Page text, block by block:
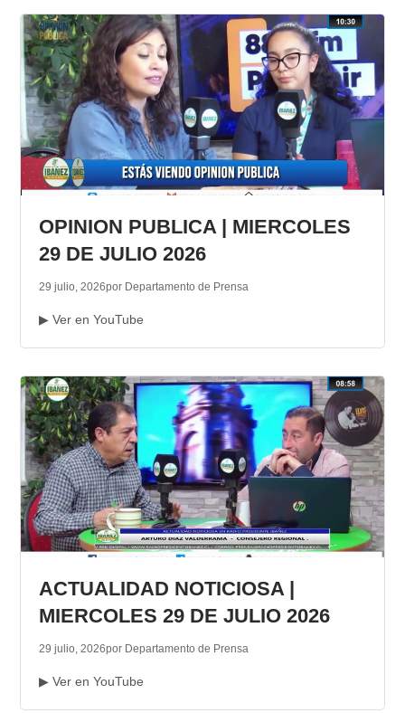
OPINION PUBLICA | MIERCOLES
29 DE JULIO 2026
29 julio, 2026por Departamento de Prensa
▶ Ver en YouTube
ACTUALIDAD NOTICIOSA |
MIERCOLES 29 DE JULIO 2026
29 julio, 2026por Departamento de Prensa
▶ Ver en YouTube